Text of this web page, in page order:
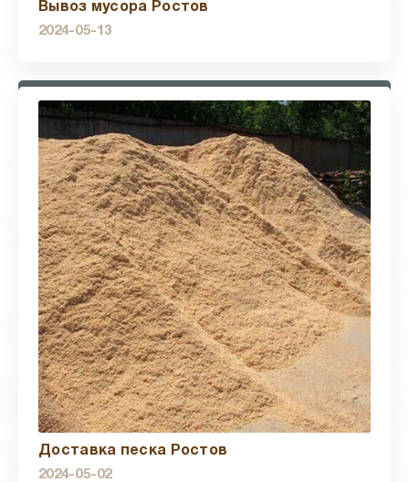
Вывоз мусора Ростов
2024-05-13
Доставка песка Ростов
2024-05-02